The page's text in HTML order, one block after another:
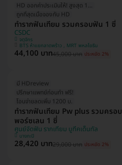
HD ออกค่าประเมินให้! สูงสุด 1500 บ.
ถูกที่สุดเมื่อจองกับ HD
ทำรากฟันเทียม รวมครอบฟัน 1 ซี่
CSDC
จตุจักร
BTS ห้าแยกลาดพร้าว , MRT พหลโยธิน
44,100 บาท45,000 บาท ประหยัด 2%
มี HDreview
ปรึกษาแพทย์ก่อนทำ ฟรี!
โอนจ่ายลดเพิ่ม 1200 บ.
ทำรากฟันเทียม Pw plus รวมครอ
พอร์ซเลน 1 ซี่
ศูนย์จัดฟัน รากเทียม บูทีคเด็นทัล
บางกะปิ
28,420 บาท29,000 บาท ประหยัด 2%